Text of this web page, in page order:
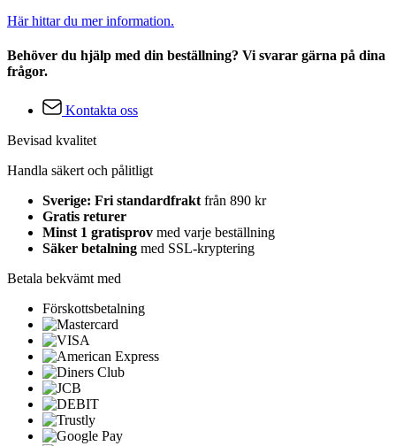
Här hittar du mer information.
Behöver du hjälp med din beställning? Vi svarar gärna på dina
frågor.
Kontakta oss
Bevisad kvalitet
Handla säkert och pålitligt
Sverige: Fri standardfrakt från 890 kr
Gratis returer
Minst 1 gratisprov med varje beställning
Säker betalning med SSL-kryptering
Betala bekvämt med
Förskottsbetalning